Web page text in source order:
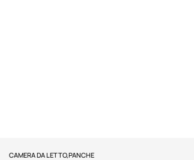
CAMERA DA LETTO,PANCHE